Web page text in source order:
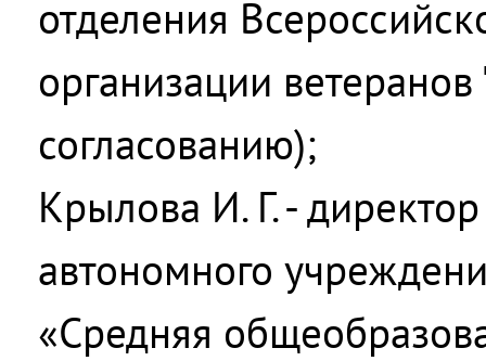
отделения
организации
согласованию);
Крылова И. Г. -
автономного
«Средняя